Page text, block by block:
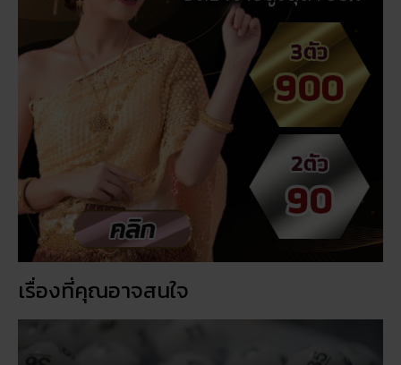
เรื่องที่คุณอาจสนใจ